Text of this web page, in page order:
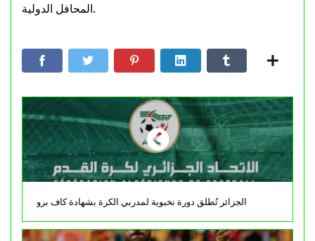
المحافل الدولية.
الجزائر تُطلق دورة نخبوية لمدربي الكرة بشهادة كاف برو